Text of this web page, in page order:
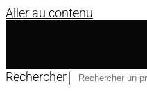
Aller au contenu
Rechercher